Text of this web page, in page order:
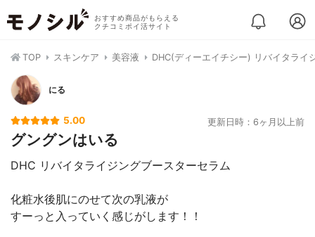
おすすめ商品がもらえる
クチコミポイ活サイト
TOP スキンケア 美容液 DHC(ディーエイチシー) リバイタライ
にる
5.00 更新日時：6ヶ月以上前
グングンはいる
DHC リバイタライジングブースターセラム
化粧水後肌にのせて次の乳液が
すーっと入っていく感じがします！！